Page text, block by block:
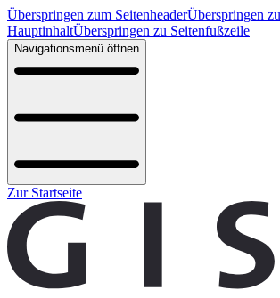
Überspringen zum SeitenheaderÜberspringen
HauptinhaltÜberspringen zu Seitenfußzeile
Navigationsmenü öffnen
Zur Startseite